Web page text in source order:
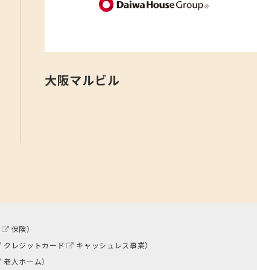
大阪マルビル
保険）
クレジットカード キャッシュレス事業）
老人ホーム）